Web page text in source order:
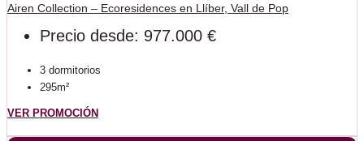
Airen Collection – Ecoresidences en Llíber, Vall de Pop
Precio desde: 977.000 €
3 dormitorios
295m²
VER PROMOCIÓN